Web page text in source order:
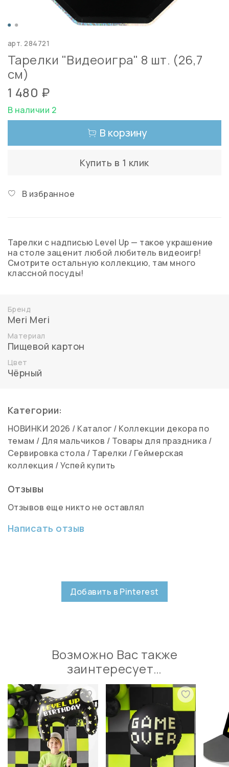
арт.284721
Тарелки "Видеоигра" 8 шт. (26,7
см)
1 480 ₽
В наличии 2
В корзину
Купить в 1 клик
В избранное
Тарелки с надписью Level Up — такое украшение
на столе заценит любой любитель видеоигр!
Смотрите остальную коллекцию, там много
классной посуды!
Бренд
Meri Meri
Материал
Пищевой картон
Цвет
Чёрный
Категории:
НОВИНКИ 2026 / Каталог / Коллекции декора по
темам / Для мальчиков / Товары для праздника /
Сервировка стола / Тарелки / Геймерская
коллекция /Успей купить
Отзывы
Отзывов еще никто не оставлял
Написать отзыв
Добавить в Pinterest
Возможно Вас также
заинтересует…